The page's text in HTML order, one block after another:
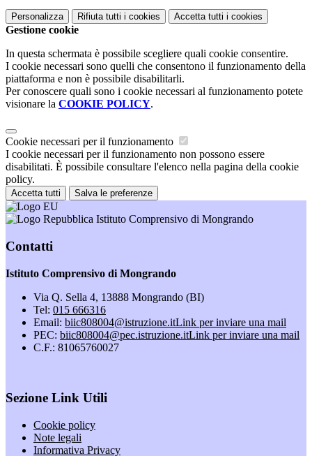
Personalizza Rifiuta tutti i cookies Accetta tutti i cookies
Gestione cookie
In questa schermata è possibile scegliere quali cookie consentire.
I cookie necessari sono quelli che consentono il funzionamento della
piattaforma e non è possibile disabilitarli.
Per conoscere quali sono i cookie necessari al funzionamento potete
visionare la COOKIE POLICY.
Cookie necessari per il funzionamento
I cookie necessari per il funzionamento non possono essere
disabilitati. È possibile consultare l'elenco nella pagina della cookie
policy.
Accetta tutti Salva le preferenze
Istituto Comprensivo di Mongrando
Contatti
Istituto Comprensivo di Mongrando
Via Q. Sella 4, 13888 Mongrando (BI)
Tel: 015 666316
Email: biic808004@istruzione.itLink per inviare una mail
PEC: biic808004@pec.istruzione.itLink per inviare una mail
C.F.: 81065760027
Sezione Link Utili
Cookie policy
Note legali
Informativa Privacy